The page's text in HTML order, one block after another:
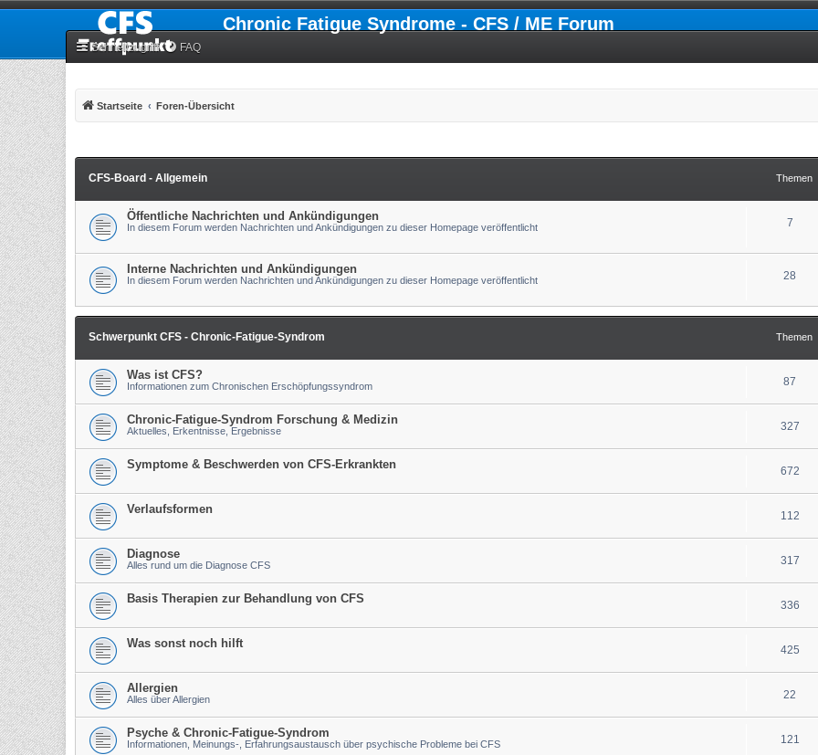
Chronic Fatigue Syndrome - CFS / ME Forum
Schnellzugriff FAQ
Startseite Foren-Übersicht
CFS-Board - Allgemein Themen
Öffentliche Nachrichten und Ankündigungen
In diesem Forum werden Nachrichten und Ankündigungen zu dieser Homepage veröffentlicht 7
Interne Nachrichten und Ankündigungen
In diesem Forum werden Nachrichten und Ankündigungen zu dieser Homepage veröffentlicht 28
Schwerpunkt CFS - Chronic-Fatigue-Syndrom Themen
Was ist CFS?
Informationen zum Chronischen Erschöpfungssyndrom 87
Chronic-Fatigue-Syndrom Forschung & Medizin
Aktuelles, Erkentnisse, Ergebnisse 327
Symptome & Beschwerden von CFS-Erkrankten 672
Verlaufsformen 112
Diagnose
Alles rund um die Diagnose CFS 317
Basis Therapien zur Behandlung von CFS 336
Was sonst noch hilft 425
Allergien
Alles über Allergien 22
Psyche & Chronic-Fatigue-Syndrom
Informationen, Meinungs-, Erfahrungsaustausch über psychische Probleme bei CFS 121